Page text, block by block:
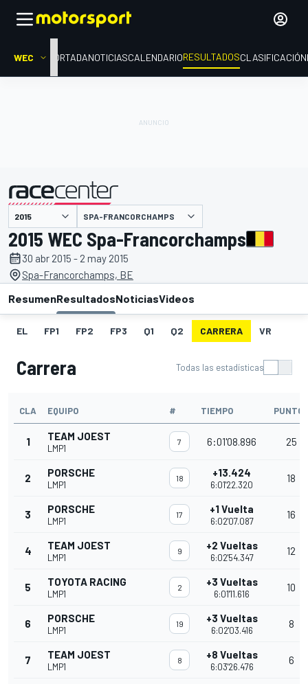
WEC PORTADANOTICIASCALENDARIORESULTADOSCLASIFICACIÓN
presentado por SPA-FRANCORCHAMPS
2015 WEC Spa-Francorchamps
30 abr 2015 - 2 may 2015
Spa-Francorchamps, BE
ResumenResultadosNoticiasVideos
EL FP1 FP2 FP3 Q1 Q2 CARRERA VR
Carrera Todas las estadísticas
CLA EQUIPO # TIEMPO PUNTOS
1 TEAM JOEST
LMP1
7 6:01'08.896 25
2 PORSCHE
LMP1
18 +13.424
6:01'22.320
18
3 PORSCHE
LMP1
17 +1 Vuelta
6:02'07.087
16
4 TEAM JOEST
LMP1
9 +2 Vueltas
6:02'54.347
12
5 TOYOTA RACING
LMP1
2 +3 Vueltas
6:01'11.616
10
6 PORSCHE
LMP1
19 +3 Vueltas
6:02'03.416
8
7 TEAM JOEST
LMP1
8 +8 Vueltas
6:03'26.476
6